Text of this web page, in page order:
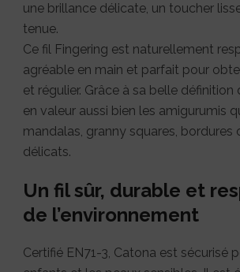
une brillance délicate, un toucher
tenue.
Ce fil Fingering est naturellement
agréable en main et parfait pour
et régulier. Grâce à sa belle définition
en valeur aussi bien les amigurumis
mandalas, granny squares, bordures
délicats.
Un fil sûr, durable et
de l’environnement
Certifié EN71-3, Catona est sécurisé